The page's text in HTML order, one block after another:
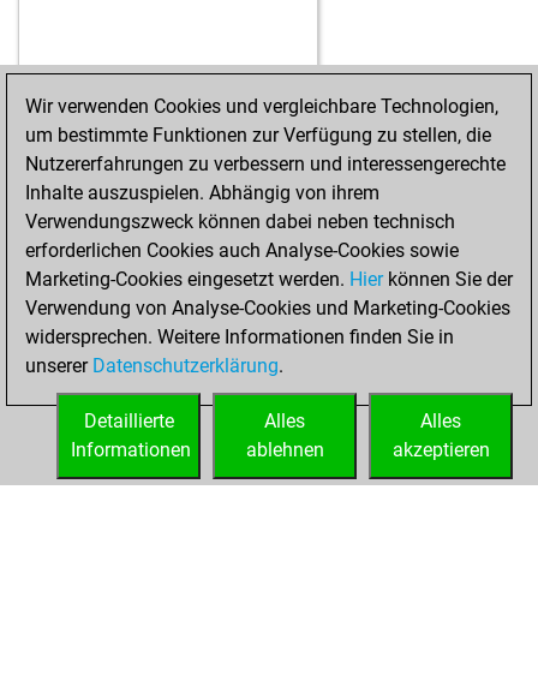
zimtowitch 1674 1 w
lucky12 1618 0 w
jomak12378 1319 1 b
omarov68 1424 1 w
ambi s 1483 1 w
masetti 1525 1 w
aleks2020 1766 0 b
tissho 1711 0 b
mac_boston 1585 1 w
marianne100 1559 1 b
ambi s 1486 1 b
shivharisharma 1789
zimtowitch 1633 w
chessandroid 1321 0 w
STARTSEITE ERFOLGE
Wir verwenden Cookies und vergleichbare Technologien,
um bestimmte Funktionen zur Verfügung zu stellen, die
Nutzererfahrungen zu verbessern und interessengerechte
Inhalte auszuspielen. Abhängig von ihrem
Verwendungszweck können dabei neben technisch
erforderlichen Cookies auch Analyse-Cookies sowie
Marketing-Cookies eingesetzt werden. Hierkönnen Sie der
Verwendung von Analyse-Cookies und Marketing-Cookies
widersprechen. Weitere Informationen finden Sie in
unserer Datenschutzerklärung.
Alles
akzeptieren
Alles
ablehnen
Detaillierte
Informationen